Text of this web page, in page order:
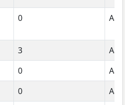
0
3
0
0